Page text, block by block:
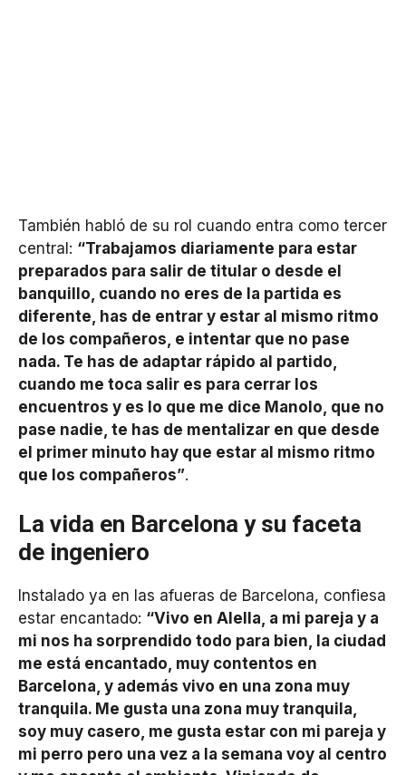
También habló de su rol cuando entra como tercer
central: “Trabajamos diariamente para estar
preparados para salir de titular o desde el
banquillo, cuando no eres de la partida es
diferente, has de entrar y estar al mismo ritmo
de los compañeros, e intentar que no pase
nada. Te has de adaptar rápido al partido,
cuando me toca salir es para cerrar los
encuentros y es lo que me dice Manolo, que no
pase nadie, te has de mentalizar en que desde
el primer minuto hay que estar al mismo ritmo
que los compañeros”.
La vida en Barcelona y su faceta
de ingeniero
Instalado ya en las afueras de Barcelona, confiesa
estar encantado: “Vivo en Alella, a mi pareja y a
mi nos ha sorprendido todo para bien, la ciudad
me está encantado, muy contentos en
Barcelona, y además vivo en una zona muy
tranquila. Me gusta una zona muy tranquila,
soy muy casero, me gusta estar con mi pareja y
mi perro pero una vez a la semana voy al centro